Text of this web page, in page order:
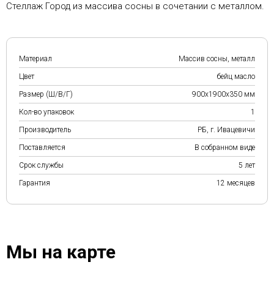
Стеллаж Город из массива сосны в сочетании с металлом.
Материал Массив сосны, металл
Цвет бейц масло
Размер (Ш/В/Г) 900х1900х350 мм
Кол-во упаковок 1
Производитель РБ, г. Ивацевичи
Поставляется В собранном виде
Срок службы 5 лет
Гарантия 12 месяцев
Мы на карте